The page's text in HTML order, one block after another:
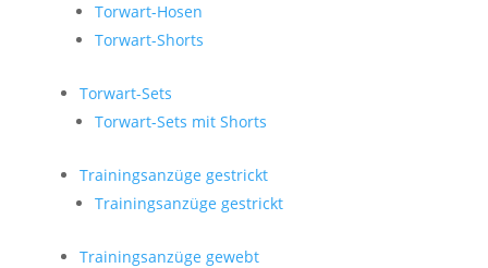
Torwart-Hosen
Torwart-Shorts
Torwart-Sets
Torwart-Sets mit Shorts
Trainingsanzüge gestrickt
Trainingsanzüge gestrickt
Trainingsanzüge gewebt